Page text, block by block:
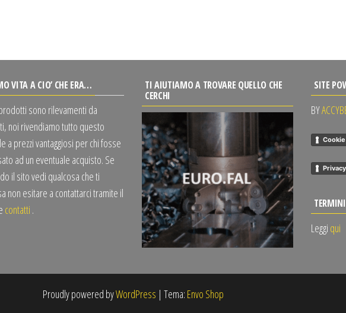
VITA A CIO’ CHE ERA…
sono rilevamenti da
noi rivendiamo tutto questo
a prezzi vantaggiosi per chi fosse
ad un eventuale acquisto. Se
il sito vedi qualcosa che ti
non esitare a contattarci tramite il
contatti .
TI AIUTIAMO A TROVARE QUELLO CHE
CERCHI
SITE
BY
Leggi qui
Proudly powered byWordPress | Tema: Envo Shop